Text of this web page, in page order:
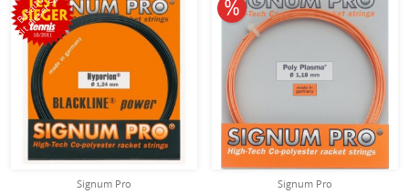
Signum Pro
mit dieser Saite
Signum Pro
10% reduziert